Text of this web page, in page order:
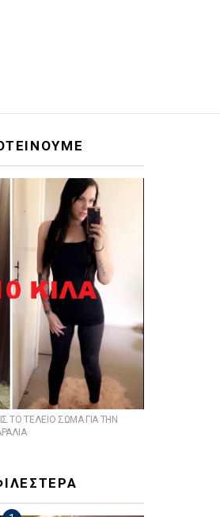
ΤΟ ΤΕΛΕΙΟ ΣΩΜΑ ΓΙΑ ΤΗΝ